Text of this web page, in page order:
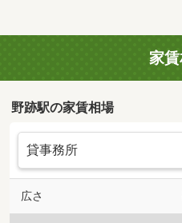
家
野跡駅の家賃相場
広さ